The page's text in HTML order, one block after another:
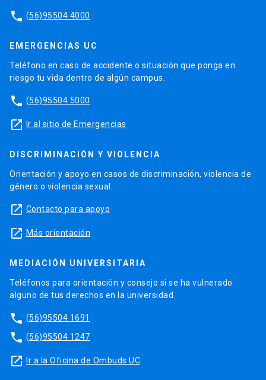
phone (56)95504 4000
EMERGENCIAS UC
Teléfono en caso de accidente o situación que ponga en
riesgo tu vida dentro de algún campus.
phone (56)95504 5000
launch Ir al sitio de Emergencias
DISCRIMINACIÓN Y VIOLENCIA
Orientación y apoyo en casos de discriminación, violencia de
género o violencia sexual.
launch Contacto para apoyo
launch Más orientación
MEDIACIÓN UNIVERSITARIA
Teléfonos para orientación y consejo si se ha vulnerado
alguno de tus derechos en la universidad.
phone (56)95504 1691
phone (56)95504 1247
launch Ir a la Oficina de Ombuds UC